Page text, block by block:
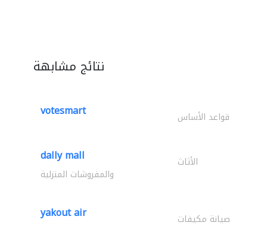
نتائج مشابهة
votesmart قواعد الأساس
dally mall الأثاث
والمفروشات المنزلية
yakout air صيانة مكيفات